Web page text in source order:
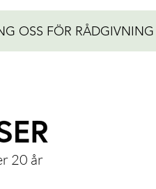
OSS FÖR RÅDGIVNING
20 år